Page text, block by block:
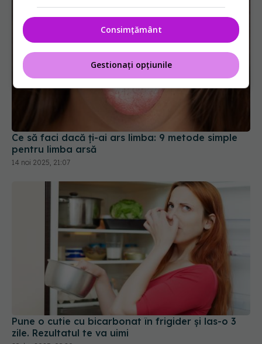
Ce să faci dacă ți-ai ars limba: 9 metode simple
Pune o cutie cu bicarbonat în frigider și las-o 3
zile. Rezultatul te va uimi
29 dec 2025, 09:20
Consimțământ
Gestionați opțiunile